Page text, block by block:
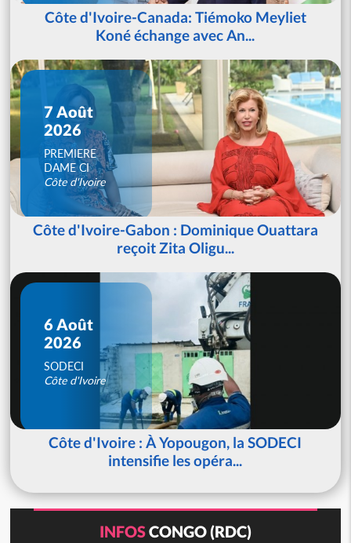
Côte d'Ivoire-Canada: Tiémoko Meyliet
Koné échange avec An...
7 Août
2026
PREMIERE
DAME CI
Côte d'Ivoire
Côte d'Ivoire-Gabon : Dominique Ouattara
reçoit Zita Oligu...
6 Août
2026
SODECI
Côte d'Ivoire
Côte d'Ivoire : À Yopougon, la SODECI
intensifie les opéra...
INFOSCONGO (RDC)